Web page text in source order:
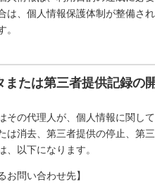
は、個人情報保護体制が整備さ
。
または第三者提供記録の
その代理人が、個人情報に関し
は消去、第三者提供の停止、第
、以下になります。
お問い合わせ先】